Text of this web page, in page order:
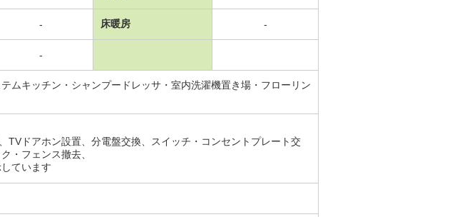
- 床暖房 -
-
ムキッチン・シャンプードレッサ・室内洗濯機置き場・フローリン
TVドアホン設置、分電盤交換、スイッチ・コンセントプレート交
・フェンス撤去、
ています